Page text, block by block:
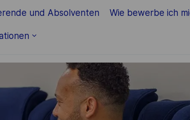
und Absolventen Wie bewerbe ich